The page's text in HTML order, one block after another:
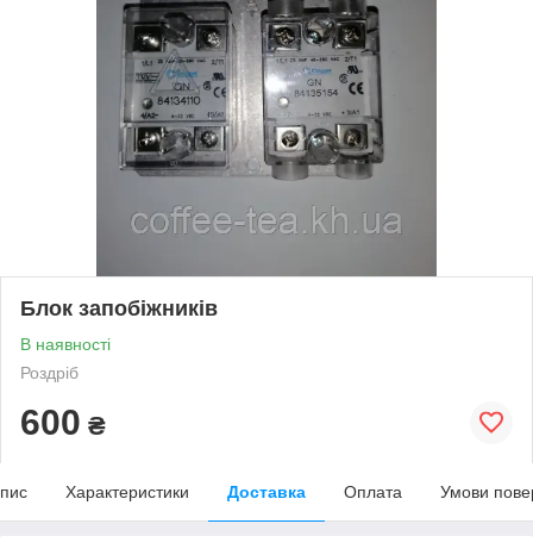
Блок запобіжників
В наявності
Роздріб
600 ₴
Характеристики Доставка Оплата Умови